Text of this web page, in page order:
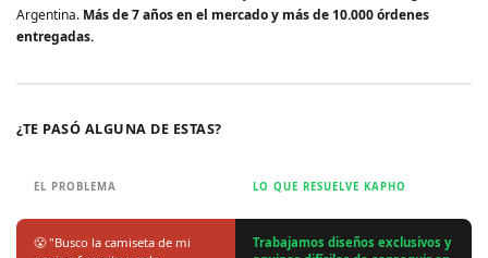
Argentina. Más de 7 años en el mercado y más de 10.000 órdenes
entregadas.
¿TE PASÓ ALGUNA DE ESTAS?
EL PROBLEMA LO QUE RESUELVE KAPHO
😤 "Busco la camiseta de mi
Trabajamos diseños exclusivos y